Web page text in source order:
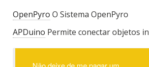
OpenPyro O Sistema OpenPyro
APDuino Permite conectar objetos